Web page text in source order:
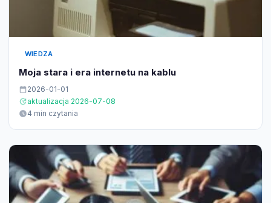
WIEDZA
Moja stara i era internetu na kablu
2026-01-01
aktualizacja 2026-07-08
4 min czytania